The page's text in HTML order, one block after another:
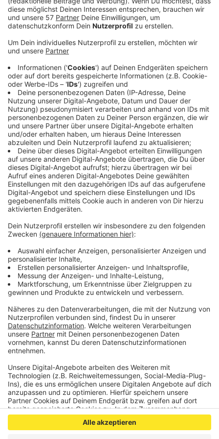
Das Urteil des Bundesverfassungsgerichts, laut dem
die Fußball-Clubs an den Polizeikosten bei
Risikospielen beteiligt werden können, könnte für
Drittligist Alemannia Aachen eine starke
Benachteiligung darstellen.
Das hat Geschäftsführer Sascha Eller(Foto unten)
Antenne AC gesagt.
Denn als Traditionsvereine mit einer großen Fanszene
habe man mehr Risikospiele als andere Vereine.
Die unterschiedliche Handhabung der verschiedenen
Bundesländer mit dem Urteil könne zu einer
Wettbewerbsverzerrung führen. NRW-Innenminister
Reul hat am Dienstag gesagt, dass die Sicherheit hier
in NRW Sache des Staats sei.
Die auf die Alemannia zukommenden Kosten und die
Konsequenzen seien erst noch genau zu eruieren, um
die möglichen Auswirkungen besser einschätzen zu
können, so Eller.
Anzeige
©Alemannia Aachen
Anzeige
Anzeige